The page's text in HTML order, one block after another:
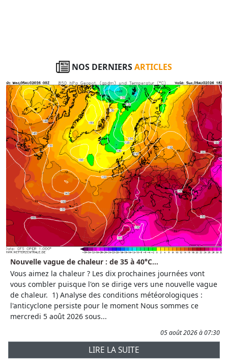
NOS DERNIERSARTICLES
Nouvelle vague de chaleur : de 35 à 40°C...
Vous aimez la chaleur ? Les dix prochaines journées vont
vous combler puisque l'on se dirige vers une nouvelle vague
de chaleur. 1) Analyse des conditions météorologiques :
l'anticyclone persiste pour le moment Nous sommes ce
mercredi 5 août 2026 sous...
05 août 2026 à 07:30
LIRE LA SUITE